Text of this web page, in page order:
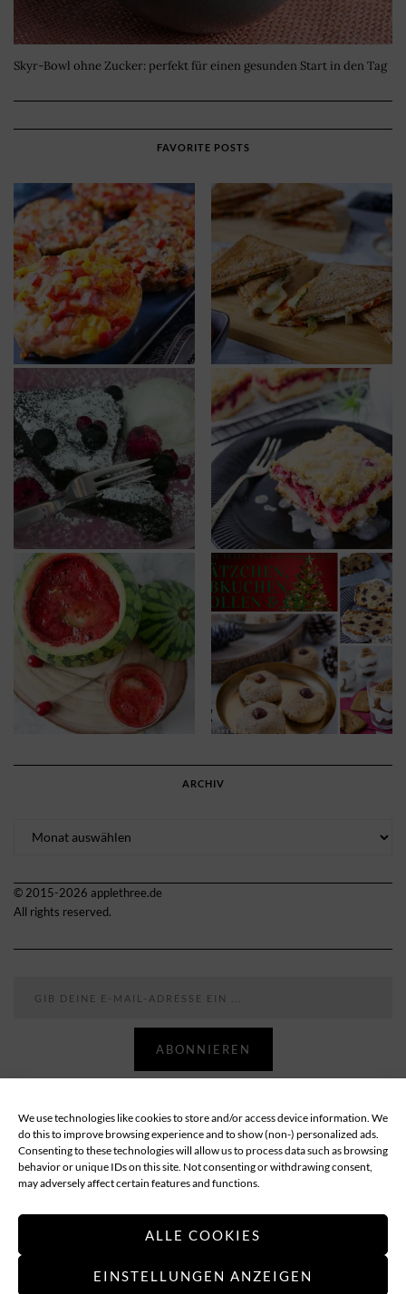
We use technologies like cookies to store and/or access device information. We
do this to improve browsing experience and to show (non-) personalized ads.
Consenting to these technologies will allow us to process data such as browsing
behavior or unique IDs on this site. Not consenting or withdrawing consent,
may adversely affect certain features and functions.
ALLE COOKIES
EINSTELLUNGEN ANZEIGEN
Skyr-Bowl ohne Zucker: perfekt für einen gesunden Start in den Tag
FAVORITE POSTS
ARCHIV
© 2015-2026 applethree.de
All rights reserved.
ABONNIEREN
Follow
ABOUT DATENSCHUTZ
IMPRESSUM
COOKIE-RICHTLINIE (EU)
Applethree – Food | Travel | Games